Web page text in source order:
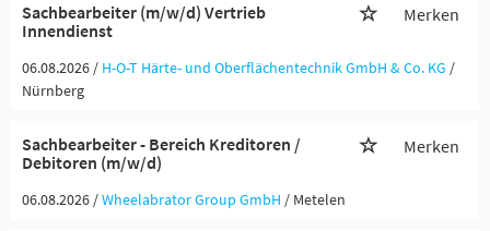
Sachbearbeiter (m/w/d) Vertrieb
Innendienst
Merken
06.08.2026 / H-O-T Härte- und Oberflächentechnik GmbH & Co. KG /
Nürnberg
Sachbearbeiter - Bereich Kreditoren /
Debitoren (m/w/d)
Merken
06.08.2026 /Wheelabrator Group GmbH / Metelen